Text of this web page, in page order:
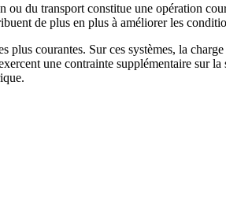
du transport constitue une opération
de plus en plus à améliorer les
courantes. Sur ces systèmes, la
une contrainte supplémentaire sur